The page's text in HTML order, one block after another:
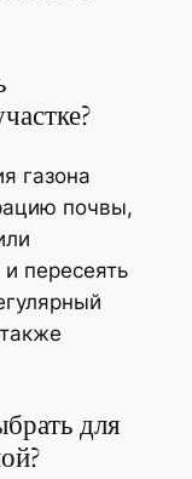
газона
почвы,
пересеять
для